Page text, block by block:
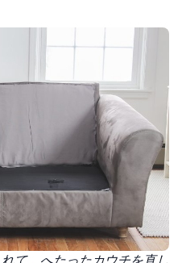
て、へたったカウチを直し